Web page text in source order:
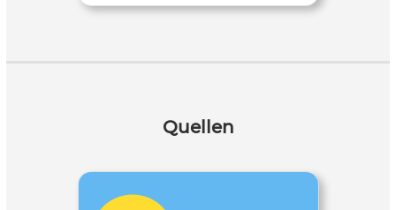
Quellen